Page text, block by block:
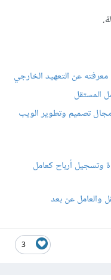
.
معرفته عن التعهيد الخارجي
المستقل
تصميم وتطوير الويب
وتسجيل أرباح كعامل
والعامل عن بعد
3